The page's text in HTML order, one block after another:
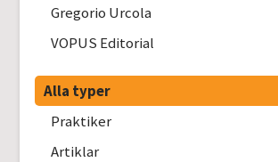
Gregorio Urcola
VOPUS Editorial
Alla typer
Praktiker
Artiklar